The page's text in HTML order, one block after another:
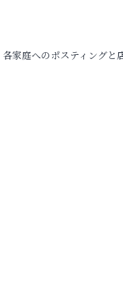
家庭へのポスティングと